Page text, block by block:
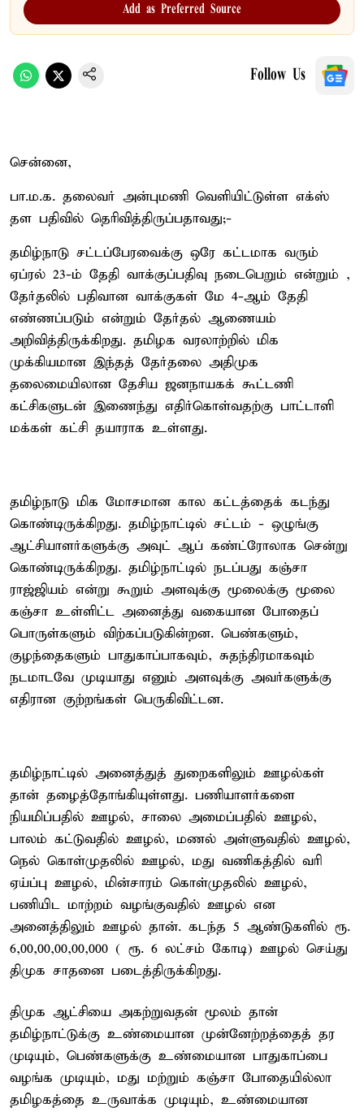
Add as Preferred Source
Follow Us
சென்னை,
பா.ம.க. தலைவர் அன்புமணி வெளியிட்டுள்ள எக்ஸ்
தள பதிவில் தெரிவித்திருப்பதாவது;-
தமிழ்நாடு சட்டப்பேரவைக்கு ஒரே கட்டமாக வரும்
ஏப்ரல் 23-ம் தேதி வாக்குப்பதிவு நடைபெறும் என்றும் ,
தேர்தலில் பதிவான வாக்குகள் மே 4-ஆம் தேதி
எண்ணப்படும் என்றும் தேர்தல் ஆணையம்
அறிவித்திருக்கிறது. தமிழக வரலாற்றில் மிக
முக்கியமான இந்தத் தேர்தலை அதிமுக
தலைமையிலான தேசிய ஜனநாயகக் கூட்டணி
கட்சிகளுடன் இணைந்து எதிர்கொள்வதற்கு பாட்டாளி
மக்கள் கட்சி தயாராக உள்ளது.
தமிழ்நாடு மிக மோசமான கால கட்டத்தைக் கடந்து
கொண்டிருக்கிறது. தமிழ்நாட்டில் சட்டம் - ஒழுங்கு
ஆட்சியாளர்களுக்கு அவுட் ஆப் கண்ட்ரோலாக சென்று
கொண்டிருக்கிறது. தமிழ்நாட்டில் நடப்பது கஞ்சா
ராஜ்ஜியம் என்று கூறும் அளவுக்கு மூலைக்கு மூலை
கஞ்சா உள்ளிட்ட அனைத்து வகையான போதைப்
பொருள்களும் விற்கப்படுகின்றன. பெண்களும்,
குழந்தைகளும் பாதுகாப்பாகவும், சுதந்திரமாகவும்
நடமாடவே முடியாது எனும் அளவுக்கு அவர்களுக்கு
எதிரான குற்றங்கள் பெருகிவிட்டன.
தமிழ்நாட்டில் அனைத்துத் துறைகளிலும் ஊழல்கள்
தான் தழைத்தோங்கியுள்ளது. பணியாளர்களை
நியமிப்பதில் ஊழல், சாலை அமைப்பதில் ஊழல்,
பாலம் கட்டுவதில் ஊழல், மணல் அள்ளுவதில் ஊழல்,
நெல் கொள்முதலில் ஊழல், மது வணிகத்தில் வரி
ஏய்ப்பு ஊழல், மின்சாரம் கொள்முதலில் ஊழல்,
பணியிட மாற்றம் வழங்குவதில் ஊழல் என
அனைத்திலும் ஊழல் தான். கடந்த 5 ஆண்டுகளில் ரூ.
6,00,00,00,00,000 ( ரூ. 6 லட்சம் கோடி) ஊழல் செய்து
திமுக சாதனை படைத்திருக்கிறது.
திமுக ஆட்சியை அகற்றுவதன் மூலம் தான்
தமிழ்நாட்டுக்கு உண்மையான முன்னேற்றத்தைத் தர
முடியும், பெண்களுக்கு உண்மையான பாதுகாப்பை
வழங்க முடியும், மது மற்றும் கஞ்சா போதையில்லா
தமிழகத்தை உருவாக்க முடியும், உண்மையான